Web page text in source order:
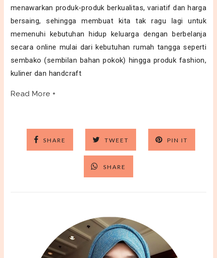
menawarkan produk-produk berkualitas, variatif dan harga
bersaing, sehingga membuat kita tak ragu lagi untuk
memenuhi kebutuhan hidup keluarga dengan berbelanja
secara online mulai dari kebutuhan rumah tangga seperti
sembako (sembilan bahan pokok) hingga produk fashion,
kuliner dan handcraft
Read More +
SHARE TWEET PIN IT
SHARE